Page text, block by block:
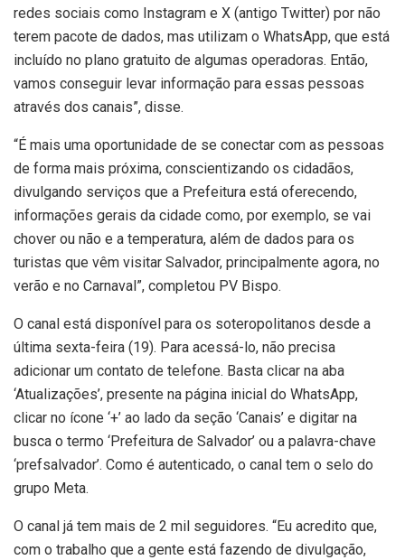
redes sociais como Instagram e X (antigo Twitter) por não
terem pacote de dados, mas utilizam o WhatsApp, que está
incluído no plano gratuito de algumas operadoras. Então,
vamos conseguir levar informação para essas pessoas
através dos canais”, disse.
“É mais uma oportunidade de se conectar com as pessoas
de forma mais próxima, conscientizando os cidadãos,
divulgando serviços que a Prefeitura está oferecendo,
informações gerais da cidade como, por exemplo, se vai
chover ou não e a temperatura, além de dados para os
turistas que vêm visitar Salvador, principalmente agora, no
verão e no Carnaval”, completou PV Bispo.
O canal está disponível para os soteropolitanos desde a
última sexta-feira (19). Para acessá-lo, não precisa
adicionar um contato de telefone. Basta clicar na aba
‘Atualizações’, presente na página inicial do WhatsApp,
clicar no ícone ‘+’ ao lado da seção ‘Canais’ e digitar na
busca o termo ‘Prefeitura de Salvador’ ou a palavra-chave
‘prefsalvador’. Como é autenticado, o canal tem o selo do
grupo Meta.
O canal já tem mais de 2 mil seguidores. “Eu acredito que,
com o trabalho que a gente está fazendo de divulgação,